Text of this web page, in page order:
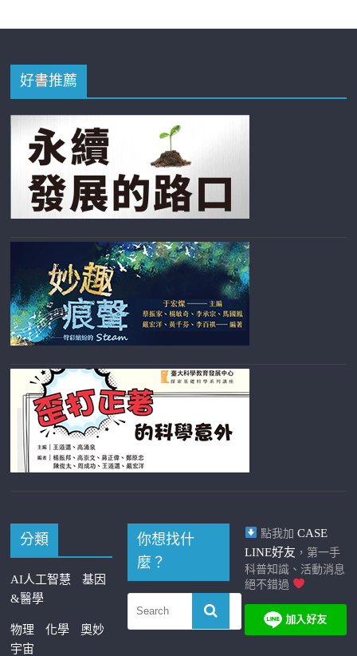
好書推薦
分類
AI人工智慧
基因
&醫學
物理 化學
奧妙
宇宙
你想找什
麼？
點我加 CASE
LINE好友 ，第一手
科普知識、活動消息
絕不錯過